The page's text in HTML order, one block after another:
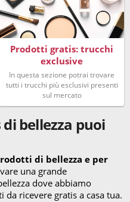
Prodotti gratis: trucchi
exclusive
In questa sezione potrai trovare
tutti i trucchi più esclusivi presenti
sul mercato
bellezza puoi
di bellezza e per
una grande
dove abbiamo
ricevere gratis a casa tua.